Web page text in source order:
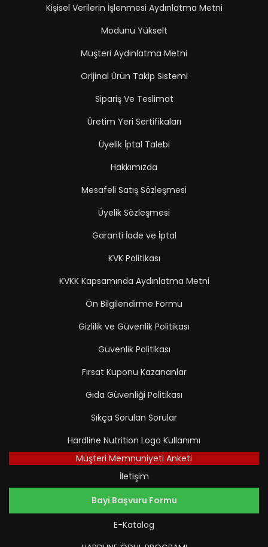
Kişisel Verilerin İşlenmesi Aydınlatma Metni
Modunu Yükselt
Müşteri Aydınlatma Metni
Orijinal Ürün Takip Sistemi
Sipariş Ve Teslimat
Üretim Yeri Sertifikaları
Üyelik İptal Talebi
Hakkımızda
Mesafeli Satış Sözleşmesi
Üyelik Sözleşmesi
Garanti İade ve İptal
KVK Politikası
KVKK Kapsamında Aydınlatma Metni
Ön Bilgilendirme Formu
Gizlilik ve Güvenlik Politikası
Güvenlik Politikası
Fırsat Kuponu Kazananlar
Gıda Güvenliği Politikası
Sıkça Sorulan Sorular
Hardline Nutrition Logo Kullanımı
Müşteri Memnuniyeti Anketi
İletişim
Bayi Başvuru Formu
E-Katalog